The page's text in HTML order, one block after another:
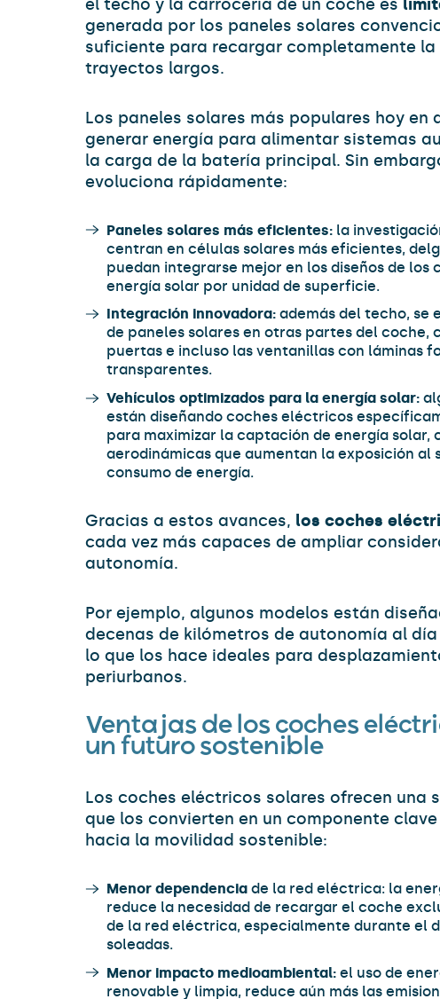
el techo y la carrocería de un coche es
generada por los paneles solares
suficiente para recargar completamente la
trayectos largos.
Los paneles solares más populares hoy en
generar energía para alimentar sistemas
la carga de la batería principal. Sin
evoluciona rápidamente:
Paneles solares más eficientes: la
centran en células solares más eficientes,
puedan integrarse mejor en los diseños de los
energía solar por unidad de superficie.
Integración innovadora: además del techo, se
de paneles solares en otras partes del coche,
puertas e incluso las ventanillas con láminas
transparentes.
Vehículos optimizados para la energía solar:
están diseñando coches eléctricos
para maximizar la captación de energía solar,
aerodinámicas que aumentan la exposición al
consumo de energía.
Gracias a estos avances, los coches
cada vez más capaces de ampliar
autonomía.
Por ejemplo, algunos modelos están
decenas de kilómetros de autonomía al
lo que los hace ideales para
periurbanos.
Ventajas de los coches
un futuro sostenible
Los coches eléctricos solares ofrecen una
que los convierten en un componente
hacia la movilidad sostenible:
Menor dependencia de la red eléctrica: la
reduce la necesidad de recargar el coche
de la red eléctrica, especialmente durante el
soleadas.
Menor impacto medioambiental: el uso de
renovable y limpia, reduce aún más las